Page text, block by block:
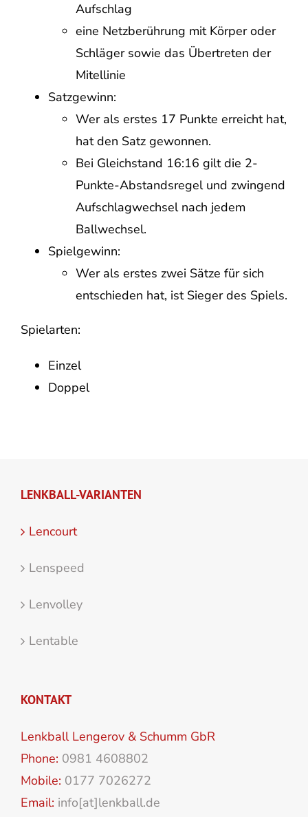
Aufschlag
eine Netzberührung mit Körper oder
Schläger sowie das Übertreten der
Mitellinie
Satzgewinn:
Wer als erstes 17 Punkte erreicht hat,
hat den Satz gewonnen.
Bei Gleichstand 16:16 gilt die 2-
Punkte-Abstandsregel und zwingend
Aufschlagwechsel nach jedem
Ballwechsel.
Spielgewinn:
Wer als erstes zwei Sätze für sich
entschieden hat, ist Sieger des Spiels.
Spielarten:
Einzel
Doppel
LENKBALL-VARIANTEN
Lencourt
Lenspeed
Lenvolley
Lentable
KONTAKT
Lenkball Lengerov & Schumm GbR
Phone: 0981 4608802
Mobile: 0177 7026272
Email: info[at]lenkball.de